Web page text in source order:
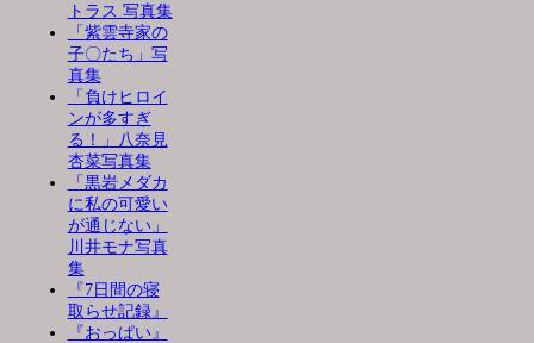
トラス 写真集
「紫雲寺家の
子〇たち」写
真集
「負けヒロイ
ンが多すぎ
る！」八奈見
杏菜写真集
「黒岩メダカ
に私の可愛い
が通じない」
川井モナ写真
集
『7日間の寝
取らせ記録』
『おっぱい』